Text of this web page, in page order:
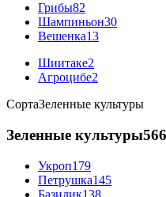
Грибы82
Шампиньон30
Вешенка13
Шиитаке2
Агроцибе2
СортаЗеленные культуры
Зеленные культуры
Укроп179
Петрушка145
Базилик138